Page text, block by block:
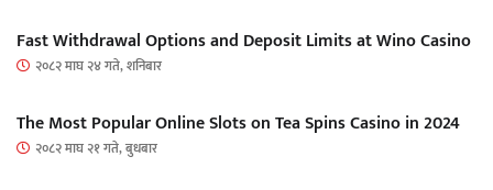
Fast Withdrawal Options and Deposit Limits at Wino Casino
२०८२ माघ २४ गते, शनिबार
The Most Popular Online Slots on Tea Spins Casino in 2024
२०८२ माघ २१ गते, बुधबार